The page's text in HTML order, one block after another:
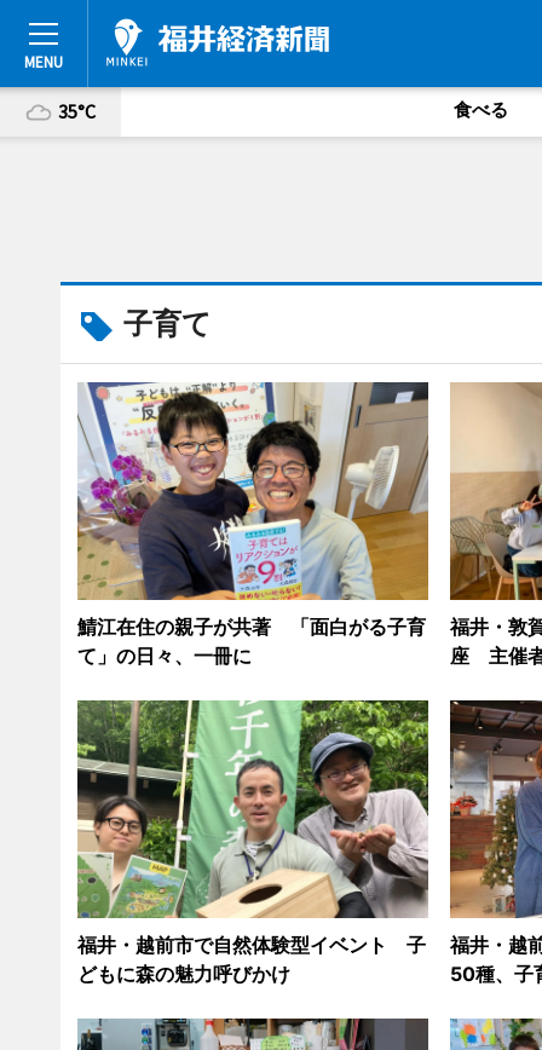
35°C 食べる
子育て
鯖江在住の親子が共著 「面白がる子育
て」の日々、一冊に
福井・敦
座 主催
福井・越前市で自然体験型イベント 子
どもに森の魅力呼びかけ
福井・越
50種、子